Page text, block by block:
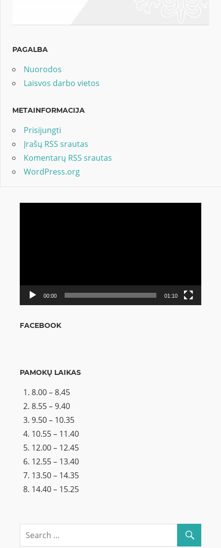
PAGALBA
Nuorodos
Laisvos darbo vietos
METAINFORMACIJA
Prisijungti
Įrašų RSS srautas
Komentarų RSS srautas
WordPress.org
00:00 01:10
FACEBOOK
PAMOKŲ LAIKAS
8.00 – 8.45
8.55 – 9.40
9.50 – 10.35
10.55 – 11.40
12.00 – 12.45
12.55 – 13.40
13.50 – 14.35
14.40 – 15.25